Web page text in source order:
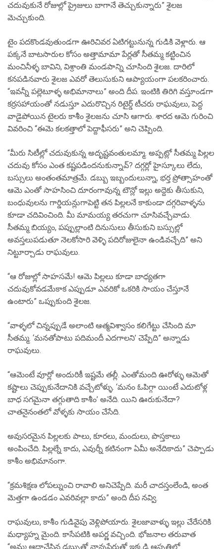
చదువుకునే రోజుల్లో ప్రైజులు బాగానే తెచ్చుకున్నారు” శైలజ
మెచ్చుకుంది.
టైం పదకొండవుతుండగా ఊరిచివర ఏటిగట్టునున్న గుడికి వెళ్లారు. ఆ
పక్కనే బాటసారుల కోసం అత్తామామా పేర్లతో సీతమ్మ కట్టించిన
మంచినీళ్ళ బావిని, విశ్రాంతి మండపాన్ని చూసింది శైలజ. దారిలో
కనపడినవారు శైలజ ఎవరో తెలుసుకుని ఆప్యాయంగా పలకరించారు.
“ఇవన్నీ పల్లెటూళ్ళ అభిమానాలు” అంది దీప. ఇంటికి తిరిగి వస్తూండగా
కర్రసహాయంతో నడుస్తూ ఎదురొచ్చిన రిటైర్డ్ టీచరు రాఘవులు, పెద్ద
వాడైపోయిన టైలరు కాశీం శైలజను చూసి ఆగారు. శారద ఆమె గురించి
వివరించి “ఈమె కలకత్తాలో పెద్దాఫీసరు” అని చెప్పింది.
“మీరు సిటీల్లో చదువుకున్న అదృష్టవంతులమ్మా. అప్పట్లో సీతమ్మ పిల్లల
చదువు కోసం ఎంత కష్టపడిందనుకున్నావ్? దగ్గర్లో హైస్కూలు లేదు,
బస్సులు అంతంతమాత్రమే. డబ్బు ఇబ్బందులున్నా, భర్త ప్రోత్సాహంతో
ఆమె ఎంతో సాహసించి దూరంగావున్న టౌన్లో ఇల్లు అద్దెకు తీసుకుని,
బంధువులను గార్డియన్లుగాపెట్టి తన పిల్లలనే కాకుండా దగ్గరివాళ్ళను
కూడా చదివించింది. మీ మామయ్య తరచుగా చూసివచ్చేవాడు.
సీతమ్మ బియ్యం, పప్పుల్లాంటి దినుసులు తీసుకుని బస్సుల్లో
అవస్తలుపడుతూ నెలకోసారి వెళ్ళి పదిరోజులైనా ఉండివచ్చేది” అని
నిట్టూర్చాడు రాఘవులు.
“ఆ రోజుల్లో సాహసమే! ఆమె పిల్లలు కూడా బాధ్యతగా
చదువుకోవడమేకాక ఎప్పుడూ ఎవరికో ఒకరికి సాయం చేస్తూనే
ఉంటారు” ఒప్పుకుంది శైలజ.
“వాళ్ళలో చిన్నప్పుడే అలాంటి ఆత్మవిశ్వాసం కలిగేట్టు చేసింది మా
సీతమ్మ. ‘మనతోపాటు పదిమందీ ఎదగాలని’ చెప్పేది” అన్నాడు
రాఘవులు.
“ఆమెంటే వూర్లో అందురికీ ఇష్టమే తల్లీ. ఎంతోమంది ఊరోళ్ళు ఆమెతో
కష్టాలు చెప్పుకునేదానికి వచ్చేటోళ్ళు. ‘మనం ఓపిగ్గా యింటే ఎదుటోళ్ల
బాధ సగమైనా తగ్గుతాది కాశీం’ అనేది. యిని ఊరుకునేదా?
చాతనైనంతలో వోళ్ళకు సాయం చేసేది.
అవుసరమైన పిల్లలకు పాలు, కూరలు, మందులు, పొస్తకాలు
అంపించేది. పిల్లల్నే కాదు, ఎవుర్నీ కటినంగా ఏమీ అనేదికాదు” చెప్పాడు
కాశీం అభిమానంగా.
“క్రమశిక్షణ లోపల్నుంచి రావాలి అనిచెప్పేది. మరీ చాదస్తంలేండి, అంత
మెత్తగా ఉండడం ఎవరివల్లా కాదు” అంది దీప నవ్వి.
రాఘవులు, కాశీం గుడివైపు వెళ్లిపోయారు. శైలజావాళ్ళు ఇల్లు చేరేసరికి
మధ్యాహ్న మైంది. కాసేపటికి అపర్ణ వచ్చింది. భోజనాల తరువాత
“అమ్మ ఆదాచేసిన డబ్బుతో నాన్నపేరుతో ఇక్కడి ఆస్పత్రిలో